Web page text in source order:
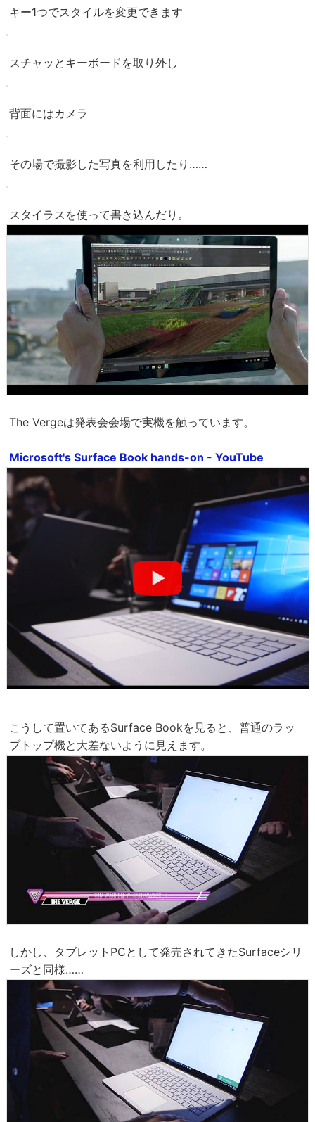
その仕事を支えるのがSurface Book。たとえばアート関
連でも……
音楽関連でも。
キー1つでスタイルを変更できます